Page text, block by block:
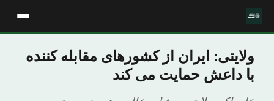
ولایتی: ایران از کشورهای مقابله کننده
با داعش حمایت می کند